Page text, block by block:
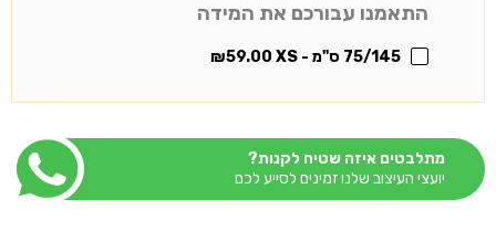
התאמנו עבורכם את המידה
75/145 ס"מ - XS ₪59.00
מתלבטים איזה שטיח לקנות?
יועצי העיצוב שלנו זמינים לסייע לכם